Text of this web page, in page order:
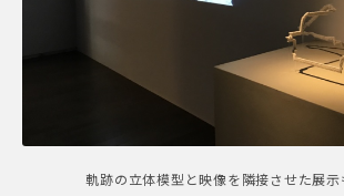
軌跡の立体模型と映像を隣接させた展示